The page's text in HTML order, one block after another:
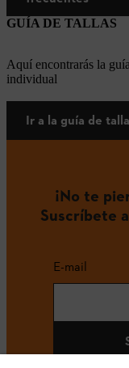
GUÍA DE TALLAS
Aquí encontrarás la
individual
Ir a la guía de
¡No te
Suscríbete
E-mail